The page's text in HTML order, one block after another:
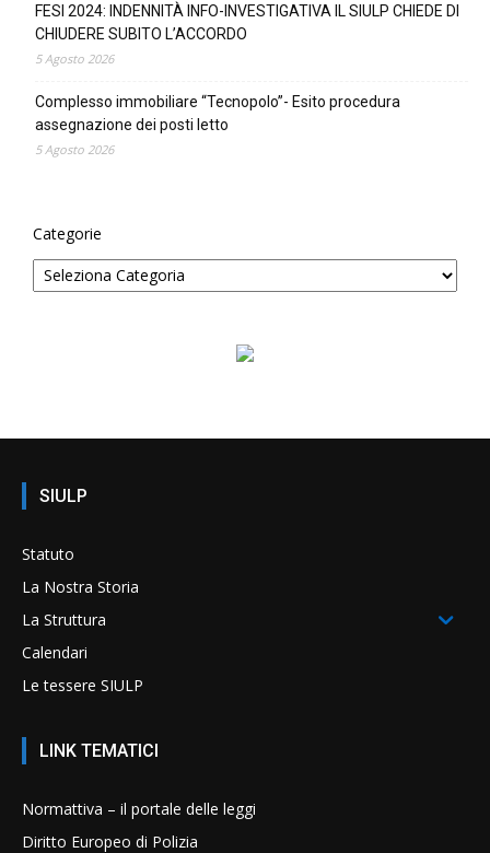
FESI 2024: INDENNITÀ INFO-INVESTIGATIVA IL SIULP CHIEDE DI
CHIUDERE SUBITO L’ACCORDO
5 Agosto 2026
Complesso immobiliare “Tecnopolo”- Esito procedura
assegnazione dei posti letto
5 Agosto 2026
Categorie
SIULP
Statuto
La Nostra Storia
La Struttura
Calendari
Le tessere SIULP
LINK TEMATICI
Normattiva – il portale delle leggi
Diritto Europeo di Polizia